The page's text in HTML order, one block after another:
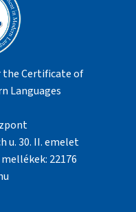
the Certificate of
Languages
u. 30. II. emelet
22176